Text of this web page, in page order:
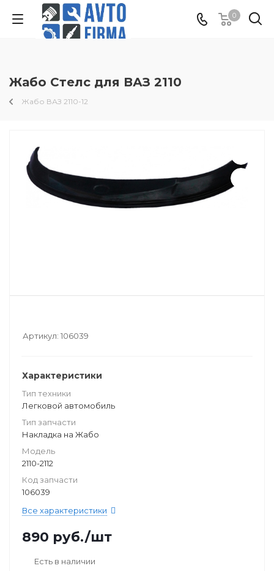
0
Жабо Стелс для ВАЗ 2110
Жабо ВАЗ 2110-12
Артикул: 106039
Характеристики
Тип техники
Легковой автомобиль
Тип запчасти
Накладка на Жабо
Модель
2110-2112
Код запчасти
106039
Все характеристики
890 руб./шт
Есть в наличии